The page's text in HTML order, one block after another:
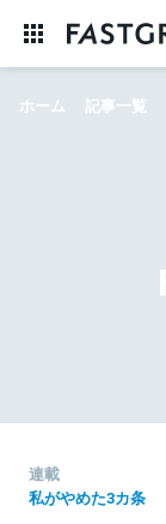
ホーム 記事一覧
連載
私がやめた3カ条